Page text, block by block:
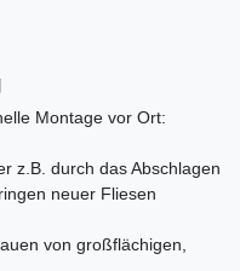
Montage vor Ort:
z.B. durch das Abschlagen
neuer Fliesen
von großflächigen,